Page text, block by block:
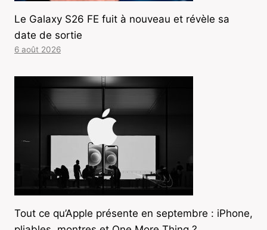
Le Galaxy S26 FE fuit à nouveau et révèle sa
date de sortie
6 août 2026
Tout ce qu’Apple présente en septembre : iPhone,